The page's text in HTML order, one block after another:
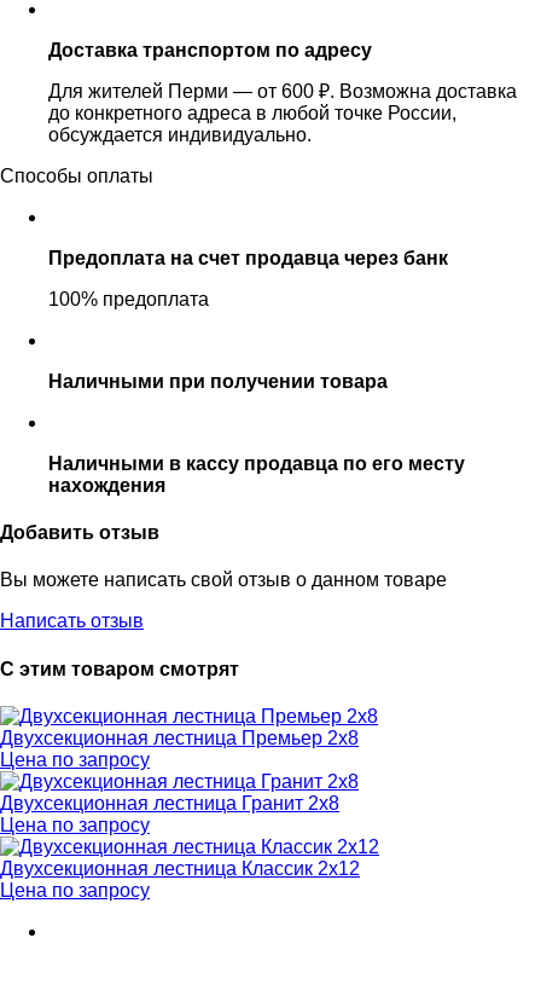
Доставка транспортом по адресу
Для жителей Перми — от 600 ₽. Возможна доставка
до конкретного адреса в любой точке России,
обсуждается индивидуально.
Способы оплаты
Предоплата на счет продавца через банк
100% предоплата
Наличными при получении товара
Наличными в кассу продавца по его месту
нахождения
Добавить отзыв
Вы можете написать свой отзыв о данном товаре
Написать отзыв
С этим товаром смотрят
Двухсекционная лестница Премьер 2x8
Цена по запросу
Двухсекционная лестница Гранит 2х8
Цена по запросу
Двухсекционная лестница Классик 2х12
Цена по запросу